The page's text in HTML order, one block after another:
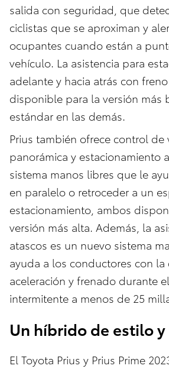
salida con seguridad, que
ciclistas que se aproximan y
ocupantes cuando están a
vehículo. La asistencia para
adelante y hacia atrás con
disponible para la versión más
estándar en las demás.
Prius también ofrece control de
panorámica y estacionamiento
sistema manos libres que le
en paralelo o retroceder a un
estacionamiento, ambos
versión más alta. Además, la
atascos es un nuevo sistema
ayuda a los conductores con la
aceleración y frenado durante
intermitente a menos de 25
Un híbrido de estilo
El Toyota Prius y Prius Prime